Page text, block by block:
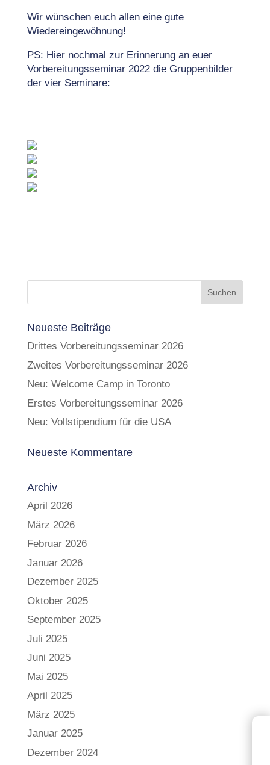
Wir wünschen euch allen eine gute
Wiedereingewöhnung!
PS: Hier nochmal zur Erinnerung an euer
Vorbereitungsseminar 2022 die Gruppenbilder
der vier Seminare:
Neueste Beiträge
Drittes Vorbereitungsseminar 2026
Zweites Vorbereitungsseminar 2026
Neu: Welcome Camp in Toronto
Erstes Vorbereitungsseminar 2026
Neu: Vollstipendium für die USA
Neueste Kommentare
Archiv
April 2026
März 2026
Februar 2026
Januar 2026
Dezember 2025
Oktober 2025
September 2025
Juli 2025
Juni 2025
Mai 2025
April 2025
März 2025
Januar 2025
Dezember 2024